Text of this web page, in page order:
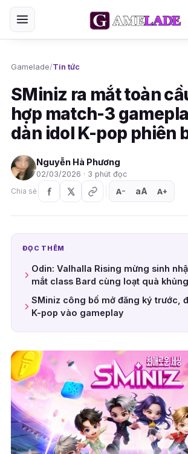
Gamelade/Tin tức
SMiniz ra mắt toàn
hợp match-3
dàn idol K-pop phiên
Nguyễn Hà Phương
02/03/2026 · 3 phút đọc
Chia sẻ
A− aA A+
ĐỌC THÊM
Odin: Valhalla Rising mừng sinh
mắt class Bard cùng loạt quà khủng
SMiniz công bố mở đăng ký trước,
K-pop vào gameplay